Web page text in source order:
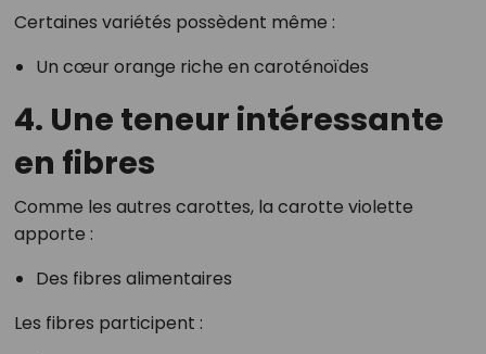
Certaines variétés possèdent même :
Un cœur orange riche en caroténoïdes
4. Une teneur intéressante
en fibres
Comme les autres carottes, la carotte violette
apporte :
Des fibres alimentaires
Les fibres participent :